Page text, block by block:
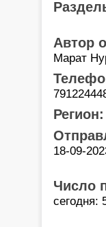
Автор
Марат
Регион:
18-09-
Число
сегодня: